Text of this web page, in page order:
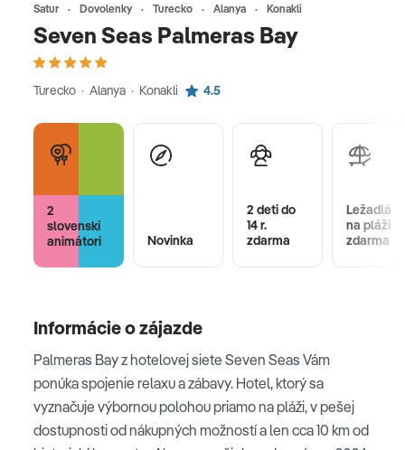
Satur Dovolenky Turecko Alanya Konakli
Seven Seas Palmeras Bay
Turecko · Alanya · Konakli 4.5
2
slovenskí
animátori
Novinka
2 deti do
14 r.
zdarma
Ležadlá
na pláži
zdarma
Informácie o zájazde
Palmeras Bay z hotelovej siete Seven Seas Vám
ponúka spojenie relaxu a zábavy. Hotel, ktorý sa
vyznačuje výbornou polohou priamo na pláži, v pešej
dostupnosti od nákupných možností a len cca 10 km od